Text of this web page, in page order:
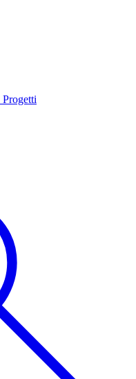
Progetti